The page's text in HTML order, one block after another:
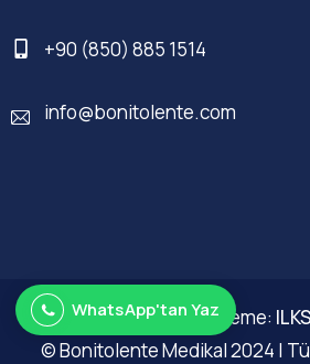
+90 (850) 885 1514
info@bonitolente.com
Web Düzenleme:
© Bonitolente Medikal 2024 |
WhatsApp'tan Yaz